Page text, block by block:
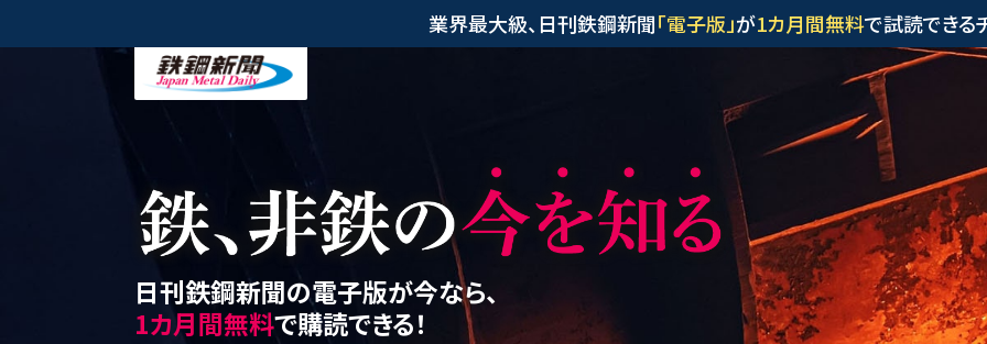
業界最大級、日刊鉄鋼新聞「電子版」が1カ月間無料で試読できる
日刊鉄鋼新聞の電子版が今なら、
1カ月間無料で購読できる！